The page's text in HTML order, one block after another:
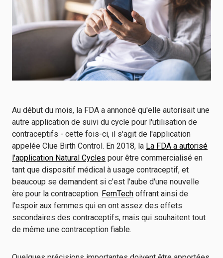
Au début du mois, la FDA a annoncé qu'elle autorisait une
autre application de suivi du cycle pour l'utilisation de
contraceptifs - cette fois-ci, il s'agit de l'application
appelée Clue Birth Control. En 2018, la La FDA a autorisé
l'application Natural Cycles pour être commercialisé en
tant que dispositif médical à usage contraceptif, et
beaucoup se demandent si c'est l'aube d'une nouvelle
ère pour la contraception. FemTech offrant ainsi de
l'espoir aux femmes qui en ont assez des effets
secondaires des contraceptifs, mais qui souhaitent tout
de même une contraception fiable.